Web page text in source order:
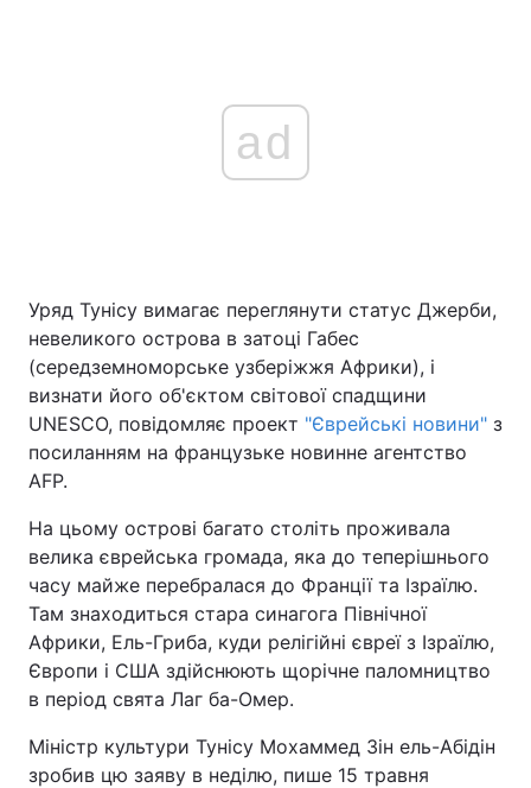
Головна Війна
Економіка Світ
Спорт Наука
Техно і зв'язок Лайт
Зброя Інциденти
Здоров'я Туризм
ad
Уряд Тунісу вимагає переглянути статус Джерби,
невеликого острова в затоці Габес
(середземноморське узберіжжя Африки), і
визнати його об'єктом світової спадщини
UNESCO, повідомляє проект "Єврейські новини" з
посиланням на французьке новинне агентство
AFP.
На цьому острові багато століть проживала
велика єврейська громада, яка до теперішнього
часу майже перебралася до Франції та Ізраїлю.
Там знаходиться стара синагога Північної
Африки, Ель-Гриба, куди релігійні євреї з Ізраїлю,
Європи і США здійснюють щорічне паломництво
в період свята Лаг ба-Омер.
Міністр культури Тунісу Мохаммед Зін ель-Абідін
зробив цю заяву в неділю, пише 15 травня